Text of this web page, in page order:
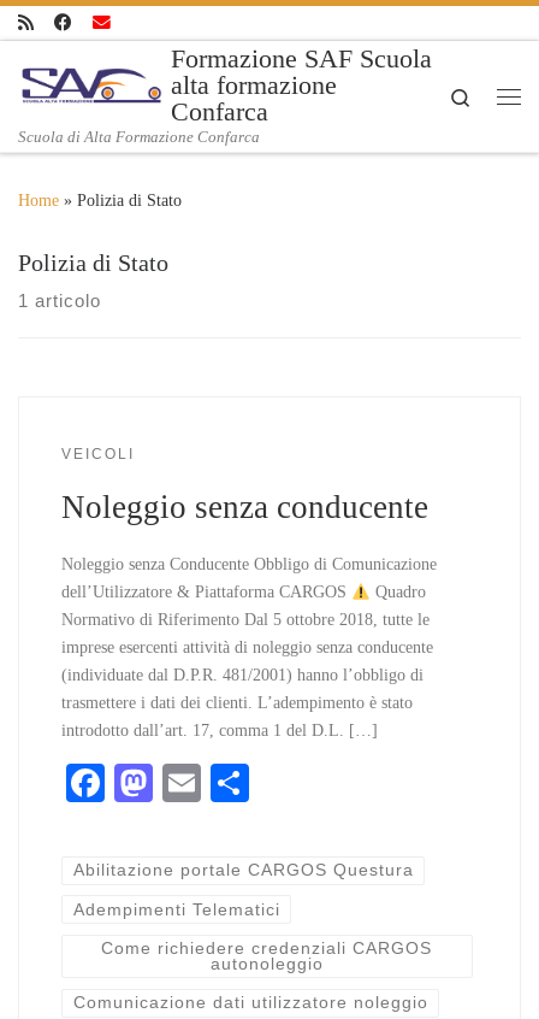
Skip to content
Formazione SAF Scuola
alta formazione
Confarca
Scuola di Alta Formazione Confarca
Search
Home » Polizia di Stato
Polizia di Stato
1 articolo
VEICOLI
Noleggio senza conducente
Noleggio senza Conducente Obbligo di Comunicazione
dell’Utilizzatore & Piattaforma CARGOS
Quadro
Normativo di Riferimento Dal 5 ottobre 2018, tutte le
imprese esercenti attività di noleggio senza conducente
(individuate dal D.P.R. 481/2001) hanno l’obbligo di
trasmettere i dati dei clienti. L’adempimento è stato
introdotto dall’art. 17, comma 1 del D.L. […]
Fa
bo
ok
M
to
do
n
E
ail di
vi
di
Abilitazione portale CARGOS Questura
Adempimenti Telematici
Come richiedere credenziali CARGOS
autonoleggio
Comunicazione dati utilizzatore noleggio